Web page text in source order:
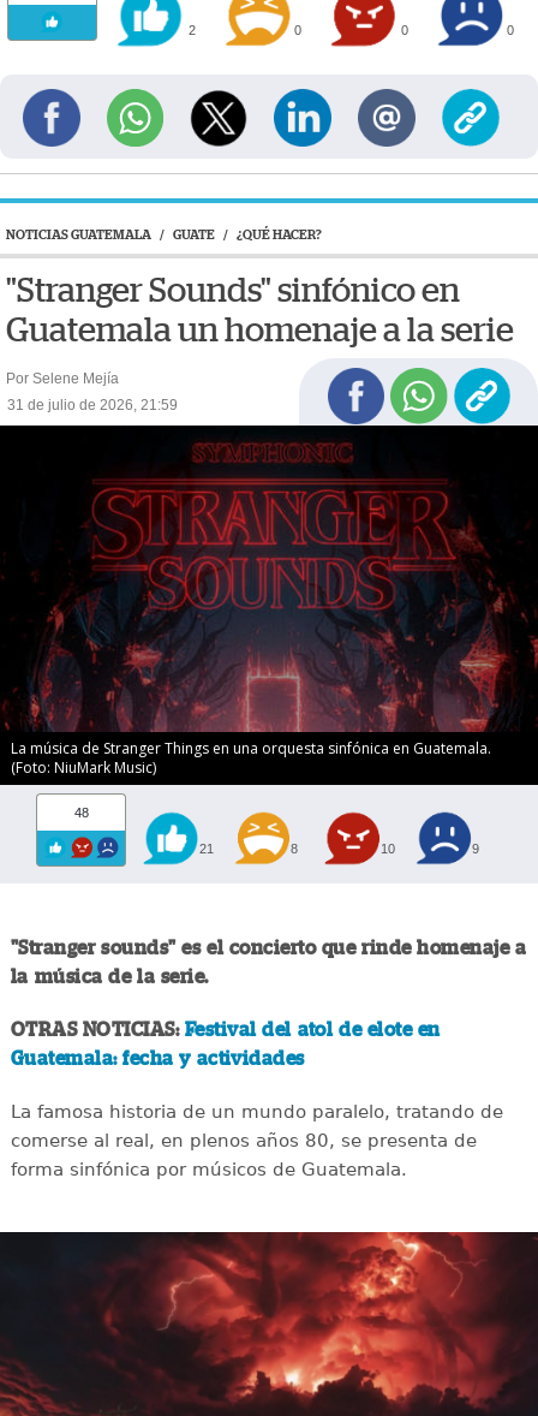
2 0 0 0
NOTICIAS GUATEMALA / GUATE / ¿QUÉ HACER?
"Stranger Sounds" sinfónico en
Guatemala un homenaje a la serie
Por Selene Mejía
31 de julio de 2026, 21:59
La música de Stranger Things en una orquesta sinfónica en Guatemala.
(Foto: NiuMark Music)
48
21 8 10 9
"Stranger sounds" es el concierto que rinde homenaje a
la música de la serie.
OTRAS NOTICIAS: Festival del atol de elote en
Guatemala: fecha y actividades
La famosa historia de un mundo paralelo, tratando de
comerse al real, en plenos años 80, se presenta de
forma sinfónica por músicos de Guatemala.